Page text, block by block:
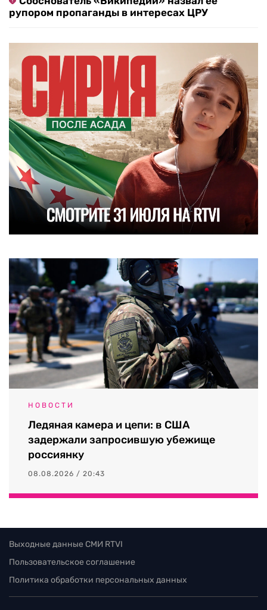
рупором пропаганды в интересах ЦРУ
НОВОСТИ
Ледяная камера и цепи: в США
задержали запросившую убежище
россиянку
08.08.2026 / 20:43
Выходные данные СМИ RTVI
Пользовательское соглашение
Политика обработки персональных данных